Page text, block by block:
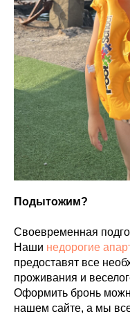
Подытожим?
Своевременная
Наши недорогие
предоставят все
проживания и
Оформить бронь
нашем сайте, а мы